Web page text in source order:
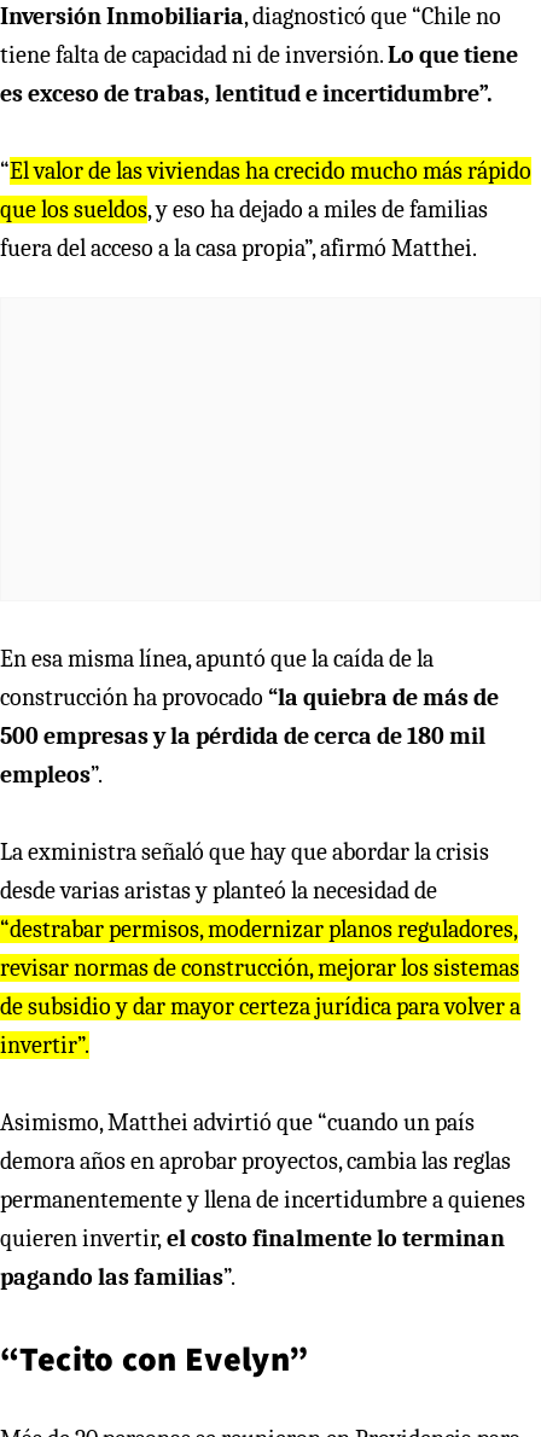
Inversión Inmobiliaria, diagnosticó que “Chile no
tiene falta de capacidad ni de inversión.Lo que tiene
es exceso de trabas, lentitud e incertidumbre”.
“El valor de las viviendas ha crecido mucho más rápido
que los sueldos, y eso ha dejado a miles de familias
fuera del acceso a la casa propia”, afirmó Matthei.
En esa misma línea, apuntó que la caída de la
construcción ha provocado “la quiebra de más de
500 empresas y la pérdida de cerca de 180 mil
empleos”.
La exministra señaló que hay que abordar la crisis
desde varias aristas y planteó la necesidad de
“destrabar permisos, modernizar planos reguladores,
revisar normas de construcción, mejorar los sistemas
de subsidio y dar mayor certeza jurídica para volver a
invertir”.
Asimismo, Matthei advirtió que “cuando un país
demora años en aprobar proyectos, cambia las reglas
permanentemente y llena de incertidumbre a quienes
quieren invertir,el costo finalmente lo terminan
pagando las familias”.
“Tecito con Evelyn”